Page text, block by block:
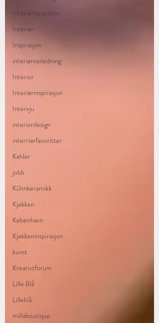
Interiørfavoritter
Interiør
Inspirasjon
interiørveiledning
Interior
Interiørinspirasjon
Intervju
interiordesign
interriørfavoritter
Kahler
jobb
Kühnkeramikk
Kjøkken
København
Kjøkkeninspirasjon
kunst
Kreativtforum
Lille Blå
Lilleblå
millaboutique